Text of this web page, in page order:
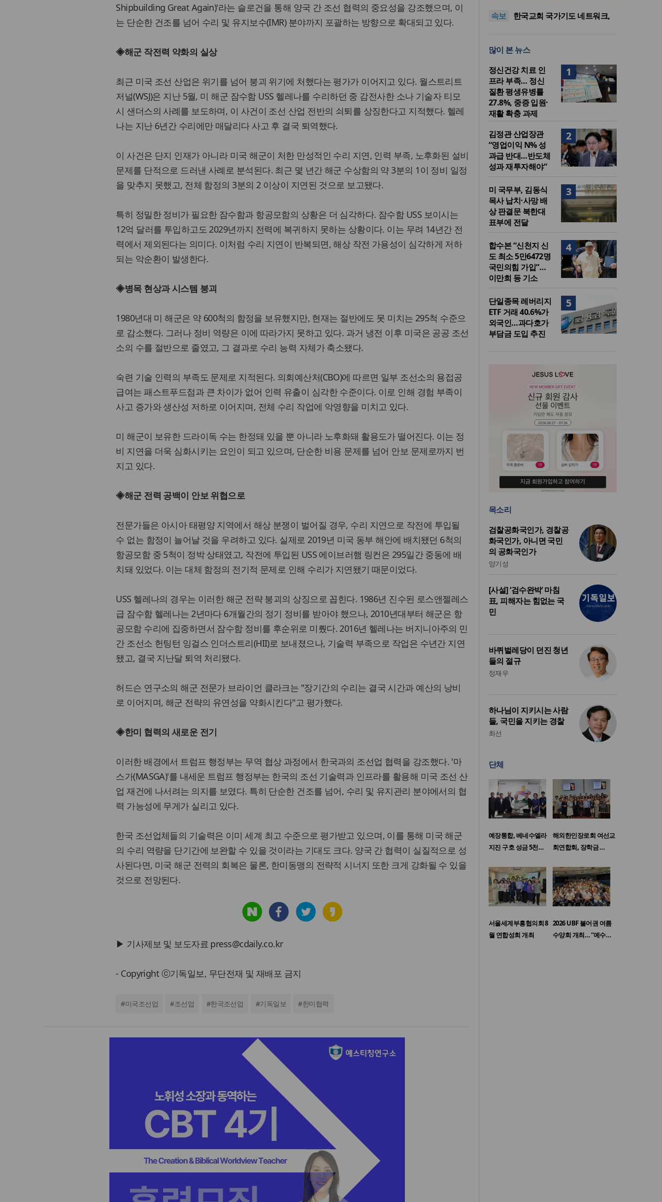
Shipbuilding Great Again)'라는 슬로건을 통해 양국 간 조선 협력의 중요성을 강조했으며, 이
는 단순한 건조를 넘어 수리 및 유지보수(IMR) 분야까지 포괄하는 방향으로 확대되고 있다.
◈해군 작전력 약화의 실상
최근 미국 조선 산업은 위기를 넘어 붕괴 위기에 처했다는 평가가 이어지고 있다. 월스트리트
저널(WSJ)은 지난 5월, 미 해군 잠수함 USS 헬레나를 수리하던 중 감전사한 소나 기술자 티모
시 샌더스의 사례를 보도하며, 이 사건이 조선 산업 전반의 쇠퇴를 상징한다고 지적했다. 헬레
나는 지난 6년간 수리에만 매달리다 사고 후 결국 퇴역했다.
이 사건은 단지 인재가 아니라 미국 해군이 처한 만성적인 수리 지연, 인력 부족, 노후화된 설비
문제를 단적으로 드러낸 사례로 분석된다. 최근 몇 년간 해군 수상함의 약 3분의 1이 정비 일정
을 맞추지 못했고, 전체 함정의 3분의 2 이상이 지연된 것으로 보고됐다.
특히 정밀한 정비가 필요한 잠수함과 항공모함의 상황은 더 심각하다. 잠수함 USS 보이시는
12억 달러를 투입하고도 2029년까지 전력에 복귀하지 못하는 상황이다. 이는 무려 14년간 전
력에서 제외된다는 의미다. 이처럼 수리 지연이 반복되면, 해상 작전 가용성이 심각하게 저하
되는 악순환이 발생한다.
◈병목 현상과 시스템 붕괴
1980년대 미 해군은 약 600척의 함정을 보유했지만, 현재는 절반에도 못 미치는 295척 수준으
로 감소했다. 그러나 정비 역량은 이에 따라가지 못하고 있다. 과거 냉전 이후 미국은 공공 조선
소의 수를 절반으로 줄였고, 그 결과로 수리 능력 자체가 축소됐다.
숙련 기술 인력의 부족도 문제로 지적된다. 의회예산처(CBO)에 따르면 일부 조선소의 용접공
급여는 패스트푸드점과 큰 차이가 없어 인력 유출이 심각한 수준이다. 이로 인해 경험 부족이
사고 증가와 생산성 저하로 이어지며, 전체 수리 작업에 악영향을 미치고 있다.
미 해군이 보유한 드라이독 수는 한정돼 있을 뿐 아니라 노후화돼 활용도가 떨어진다. 이는 정
비 지연을 더욱 심화시키는 요인이 되고 있으며, 단순한 비용 문제를 넘어 안보 문제로까지 번
지고 있다.
◈해군 전력 공백이 안보 위협으로
전문가들은 아시아 태평양 지역에서 해상 분쟁이 벌어질 경우, 수리 지연으로 작전에 투입될
수 없는 함정이 늘어날 것을 우려하고 있다. 실제로 2019년 미국 동부 해안에 배치됐던 6척의
항공모함 중 5척이 정박 상태였고, 작전에 투입된 USS 에이브러햄 링컨은 295일간 중동에 배
치돼 있었다. 이는 대체 함정의 전기적 문제로 인해 수리가 지연됐기 때문이었다.
USS 헬레나의 경우는 이러한 해군 전략 붕괴의 상징으로 꼽힌다. 1986년 진수된 로스앤젤레스
급 잠수함 헬레나는 2년마다 6개월간의 정기 정비를 받아야 했으나, 2010년대부터 해군은 항
공모함 수리에 집중하면서 잠수함 정비를 후순위로 미뤘다. 2016년 헬레나는 버지니아주의 민
간 조선소 헌팅턴 잉걸스 인더스트리(HII)로 보내졌으나, 기술력 부족으로 작업은 수년간 지연
됐고, 결국 지난달 퇴역 처리됐다.
허드슨 연구소의 해군 전문가 브라이언 클라크는 "장기간의 수리는 결국 시간과 예산의 낭비
로 이어지며, 해군 전략의 유연성을 약화시킨다"고 평가했다.
◈한미 협력의 새로운 전기
이러한 배경에서 트럼프 행정부는 무역 협상 과정에서 한국과의 조선업 협력을 강조했다. '마
스가(MASGA)'를 내세운 트럼프 행정부는 한국의 조선 기술력과 인프라를 활용해 미국 조선 산
업 재건에 나서려는 의지를 보였다. 특히 단순한 건조를 넘어, 수리 및 유지관리 분야에서의 협
력 가능성에 무게가 실리고 있다.
한국 조선업체들의 기술력은 이미 세계 최고 수준으로 평가받고 있으며, 이를 통해 미국 해군
의 수리 역량을 단기간에 보완할 수 있을 것이라는 기대도 크다. 양국 간 협력이 실질적으로 성
사된다면, 미국 해군 전력의 회복은 물론, 한미동맹의 전략적 시너지 또한 크게 강화될 수 있을
것으로 전망된다.
▶ 기사제보 및 보도자료 press@cdaily.co.kr
- Copyright ⓒ기독일보, 무단전재 및 재배포 금지
#미국조선업 #조선업 #한국조선업 #기독일보 #한미협력
속보
중증 입원·재활 확충 과제
선교의 현장
한국교회 국가기도 네트워크,
중단하라”
정신건강 치료 인프라 부족…
정신질환 평생유병률 27.8%,
중증 입원·재활 확충 과제
많이 본 뉴스
1
정신건강 치료 인
프라 부족… 정신
질환 평생유병률
27.8%, 중증 입원·
재활 확충 과제
2
김정관 산업장관
“영업이익 N% 성
과급 반대…반도체
성과 재투자해야”
3
미 국무부, 김동식
목사 납치·사망 배
상 판결문 북한대
표부에 전달
4
합수본 “신천지 신
도 최소 5만6472명
국민의힘 가입”…
이만희 등 기소
5
단일종목 레버리지
ETF 거래 40.6%가
외국인…과다호가
부담금 도입 추진
목소리
검찰공화국인가, 경찰공
화국인가, 아니면 국민
의 공화국인가
양기성
[사설] ‘검수완박’ 마침
표, 피해자는 힘없는 국
민
바퀴벌레당이 던진 청년
들의 절규
정재우
하나님이 지키시는 사람
들, 국민을 지키는 경찰
최선
단체
예장통합, 베네수엘라
지진 구호 성금 5천…
해외한인장로회 여선교
회연합회, 장학금 …
서울세계부흥협의회 8
월 연합성회 개최
2026 UBF 불어권 여름
수양회 개최… “예수…